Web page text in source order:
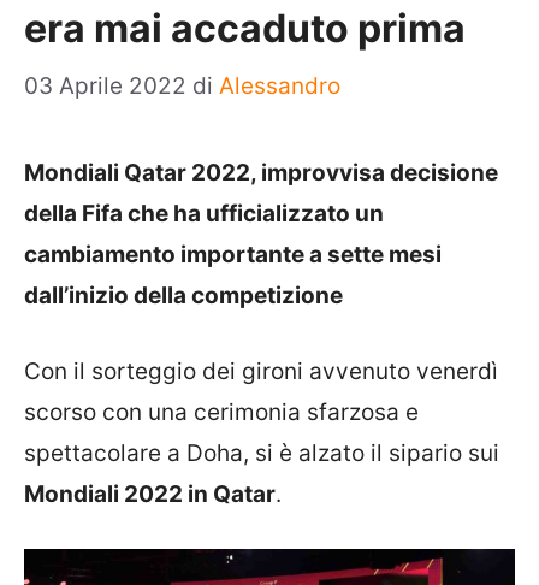
era mai accaduto prima
03 Aprile 2022 di Alessandro
Mondiali Qatar 2022, improvvisa decisione
della Fifa che ha ufficializzato un
cambiamento importante a sette mesi
dall’inizio della competizione
Con il sorteggio dei gironi avvenuto venerdì
scorso con una cerimonia sfarzosa e
spettacolare a Doha, si è alzato il sipario sui
Mondiali 2022 in Qatar.